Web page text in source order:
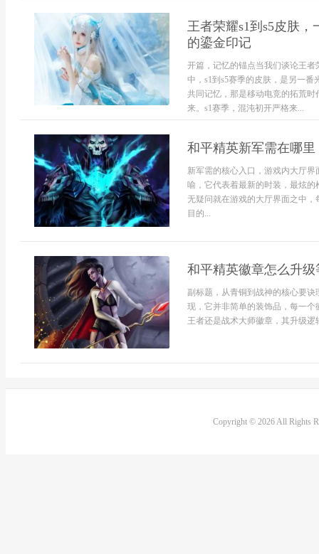
王者荣耀s1到s5皮肤
的鎏金印记
开篇，记忆的锚点当我们谈论王
中，s1到s5赛季的皮肤，是另一
共同记忆，那是移动电竞的拓荒
来。s1赛季，混沌初开严格来...
和平精英新军需在哪
新军需的核心入口，游戏内大厅
喻，它代表着最新的时装，最炫
无疑问就在游戏的大厅界面之中
目的...
和平精英徽章怎么升
副标题，从青铜到战神的核心要
现，它并非简单的装饰品，每一
王者还是战术大师徽章，其升级
Copyright © 2026 All Rights